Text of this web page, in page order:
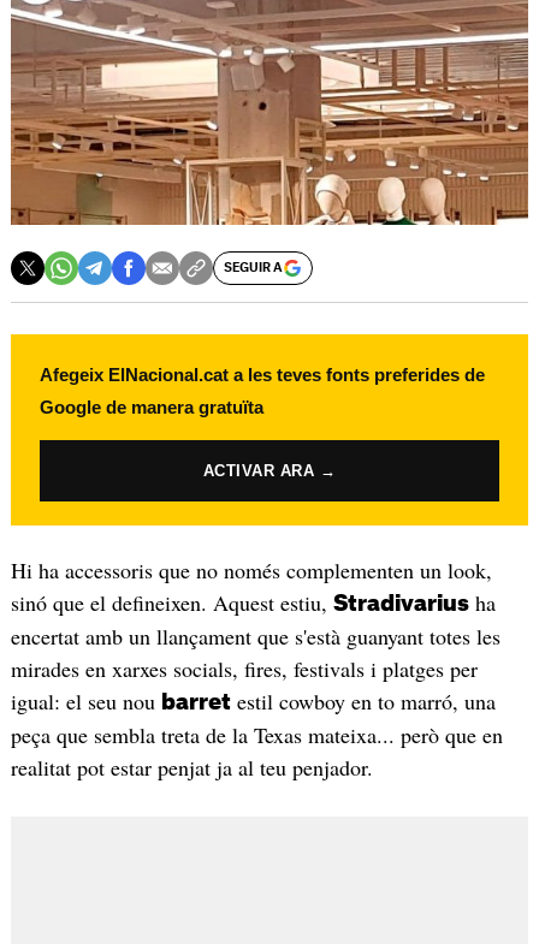
SEGUIR A
Afegeix ElNacional.cat a les teves fonts preferides de
Google de manera gratuïta
ACTIVAR ARA →
Hi ha accessoris que no només complementen un look,
sinó que el defineixen. Aquest estiu, Stradivariusha
encertat amb un llançament que s'està guanyant totes les
mirades en xarxes socials, fires, festivals i platges per
igual: el seu nou barretestil cowboy en to marró, una
peça que sembla treta de la Texas mateixa... però que en
realitat pot estar penjat ja al teu penjador.